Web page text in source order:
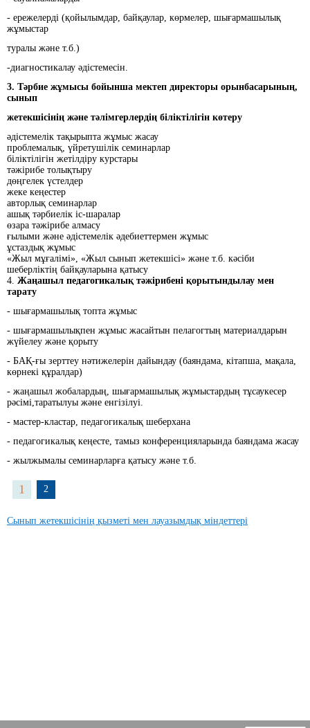
- ережелерді (қойылымдар, байқаулар, көрмелер, шығармашылық
жұмыстар
туралы және т.б.)
-диагностикалау әдістемесін.
3. Тәрбие жұмысы бойынша мектеп директоры орынбасарының,
сынып
жетекшісінің және тәлімгерлердің біліктілігін көтеру
әдістемелік тақырыпта жұмыс жасау
проблемалық, үйретушілік семинарлар
біліктілігін жетілдіру курстары
тәжірибе толықтыру
дөңгелек үстелдер
жеке кеңестер
авторлық семинарлар
ашық тәрбиелік іс-шаралар
өзара тәжірибе алмасу
ғылыми және әдістемелік әдебиеттермен жұмыс
ұстаздық жұмыс
«Жыл мұғалімі», «Жыл сынып жетекшісі» және т.б. кәсіби
шеберліктің байқауларына қатысу
4. Жаңашыл педагогикалық тәжірибені қорытындылау мен
тарату
- шығармашылық топта жұмыс
- шығармашылықпен жұмыс жасайтын пелагогтың материалдарын
жүйелеу және қорыту
- БАҚ-ғы зерттеу нәтижелерін дайындау (баяндама, кітапша, мақала,
көрнекі құралдар)
- жаңашыл жобалардың, шығармашылық жұмыстардың тұсаукесер
рәсімі,таратылуы және енгізілуі.
- мастер-кластар, педагогикалық шеберхана
- педагогикалық кеңесте, тамыз конференцияларында баяндама жасау
- жылжымалы семинарларға қатысу және т.б.
1 2
Сынып жетекшісінің қызметі мен лауазымдық міндеттері